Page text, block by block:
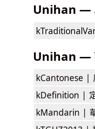
Unihan —
Unihan —
kCantonese |
kDefinition |
kMandarin |